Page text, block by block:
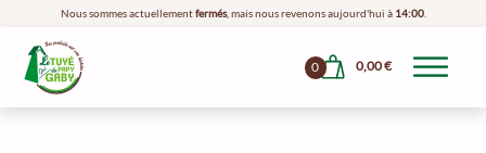
Nous sommes actuellementfermés, mais nous revenons aujourd'hui à 14:00.
0,00€
0